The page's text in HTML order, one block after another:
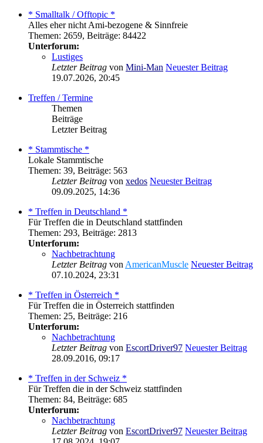
* Smalltalk / Offtopic *
Alles eher nicht Ami-bezogene & Sinnfreie
Themen: 2659, Beiträge: 84422
Unterforum:
Lustiges
Letzter Beitrag von Mini-Man Neuester Beitrag
19.07.2026, 20:45
Treffen / Termine
Themen
Beiträge
Letzter Beitrag
* Stammtische *
Lokale Stammtische
Themen: 39, Beiträge: 563
Letzter Beitrag von xedos Neuester Beitrag
09.09.2025, 14:36
* Treffen in Deutschland *
Für Treffen die in Deutschland stattfinden
Themen: 293, Beiträge: 2813
Unterforum:
Nachbetrachtung
Letzter Beitrag von AmericanMuscle Neuester Beitrag
07.10.2024, 23:31
* Treffen in Österreich *
Für Treffen die in Österreich stattfinden
Themen: 25, Beiträge: 216
Unterforum:
Nachbetrachtung
Letzter Beitrag von EscortDriver97 Neuester Beitrag
28.09.2016, 09:17
* Treffen in der Schweiz *
Für Treffen die in der Schweiz stattfinden
Themen: 84, Beiträge: 685
Unterforum:
Nachbetrachtung
Letzter Beitrag von EscortDriver97 Neuester Beitrag